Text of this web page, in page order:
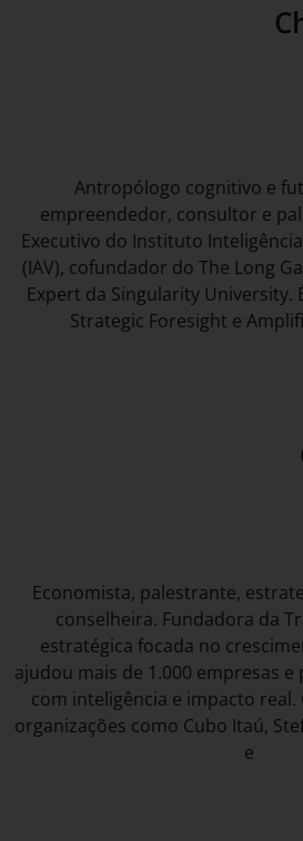
Antropólogo cognitivo e
empreendedor, consultor e
Executivo do Instituto
(IAV), cofundador do The Long
Expert da Singularity University.
Strategic Foresight e
Economista, palestrante,
conselheira. Fundadora da
estratégica focada no
ajudou mais de 1.000 empresas
com inteligência e impacto real.
organizações como Cubo Itaú,
e